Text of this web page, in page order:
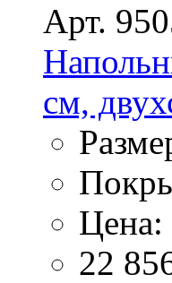
Арт.
см,
Цена:
22